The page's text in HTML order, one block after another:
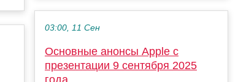
03:00, 11 Сен
Основные анонсы Apple с
презентации 9 сентября 2025